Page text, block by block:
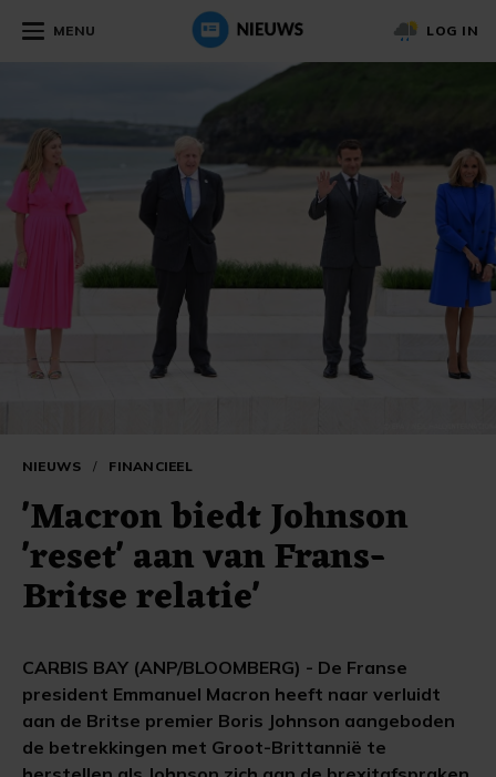
MENU LOG IN
NIEUWS / FINANCIEEL
'Macron biedt Johnson
'reset' aan van Frans-
Britse relatie'
CARBIS BAY (ANP/BLOOMBERG) - De Franse
president Emmanuel Macron heeft naar verluidt
aan de Britse premier Boris Johnson aangeboden
de betrekkingen met Groot-Brittannië te